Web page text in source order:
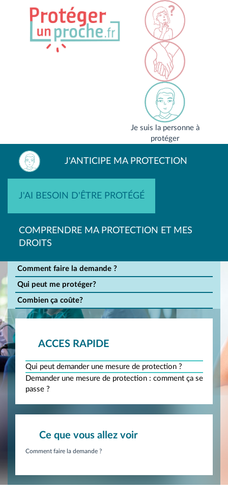
Je suis la personne à
protéger
J'ANTICIPE MA PROTECTION
J'AI BESOIN D'ÊTRE PROTÉGÉ
COMPRENDRE MA PROTECTION ET MES
DROITS
Comment faire la demande ?
Qui peut me protéger?
Combien ça coûte?
ACCES RAPIDE
Qui peut demander une mesure de protection ?
Demander une mesure de protection : comment ça se
passe ?
Ce que vous allez voir
Comment faire la demande ?